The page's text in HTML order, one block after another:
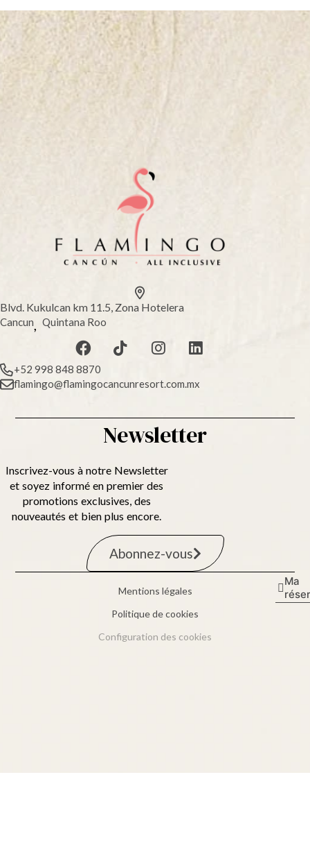
Blvd. Kukulcan km 11.5, Zona Hotelera
Cancun Quintana Roo
+52 998 848 8870
flamingo@flamingocancunresort.com.mx
Newsletter
Inscrivez-vous à notre Newsletter
et soyez informé en premier des
promotions exclusives, des
nouveautés et bien plus encore.
Abonnez-vous
Mentions légales
Politique de cookies
Configuration des cookies
Ma